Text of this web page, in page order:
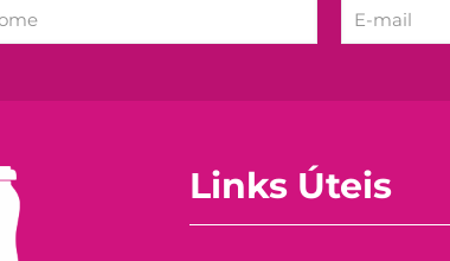
Links Úteis